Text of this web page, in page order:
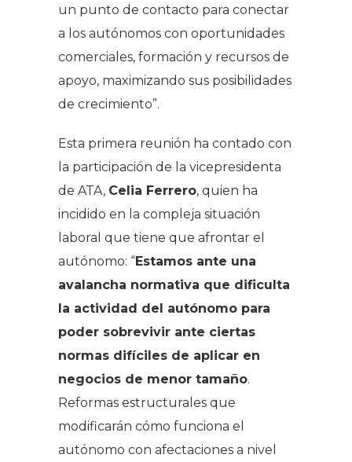
un punto de contacto para conectar
a los autónomos con oportunidades
comerciales, formación y recursos de
apoyo, maximizando sus posibilidades
de crecimiento”.
Esta primera reunión ha contado con
la participación de la vicepresidenta
de ATA, Celia Ferrero, quien ha
incidido en la compleja situación
laboral que tiene que afrontar el
autónomo: “Estamos ante una
avalancha normativa que dificulta
la actividad del autónomo para
poder sobrevivir ante ciertas
normas difíciles de aplicar en
negocios de menor tamaño.
Reformas estructurales que
modificarán cómo funciona el
autónomo con afectaciones a nivel